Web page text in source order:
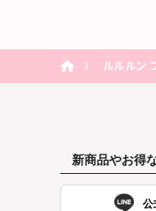
ルルルン
新商品やお得
公